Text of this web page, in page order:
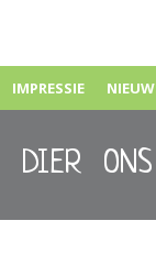
IMPRESSIE
DIER